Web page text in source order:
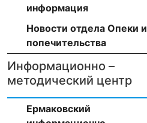
информация
Новости отдела Опеки и
попечительства
Информационно –
методический центр
Ермаковский